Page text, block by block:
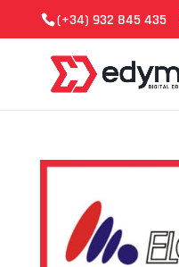
(+34) 932 845 435